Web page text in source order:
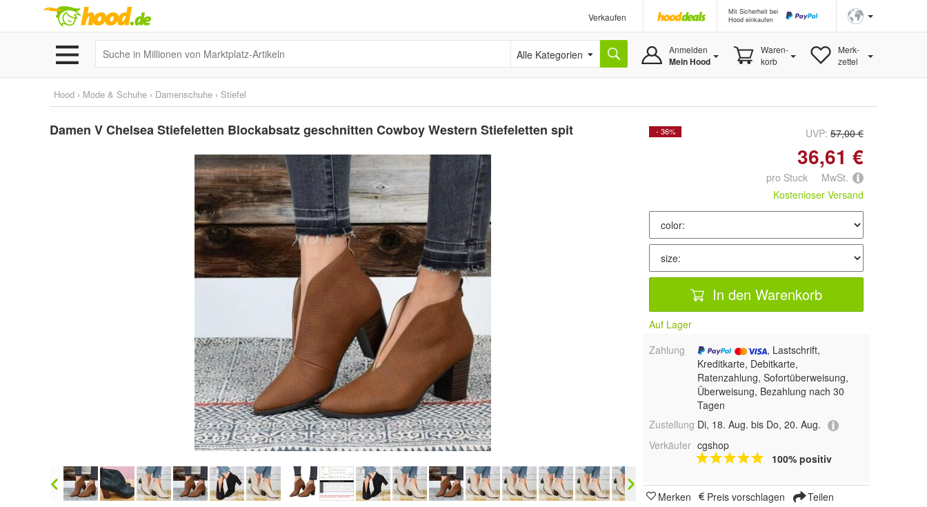
Verkaufen
Mit Sicherheit bei
Hood einkaufen
Alle Kategorien Anmelden
Mein Hood
Waren-
korb
Merk-
zettel
Hood › Mode & Schuhe › Damenschuhe › Stiefel
Damen V Chelsea Stiefeletten Blockabsatz geschnitten Cowboy Western Stiefeletten spit - 36% UVP: 57,00 €
36,61 €
pro Stuck MwSt.
Kostenloser Versand
In den Warenkorb
Auf Lager
Zahlung
, Lastschrift,
Kreditkarte, Debitkarte,
Ratenzahlung, Sofortüberweisung,
Überweisung, Bezahlung nach 30
Tagen
Zustellung Di, 18. Aug. bis Do, 20. Aug.
Verkäufer cgshop
100% positiv
Merken Preis vorschlagen Teilen